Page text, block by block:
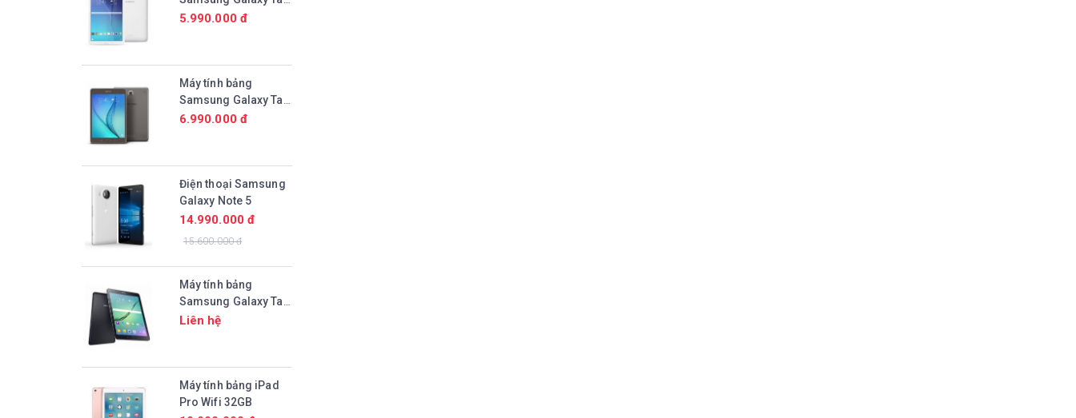
E 9.6 (SM-T561)
5.990.000 đ
Máy tính bảng
Samsung Galaxy Tab
A 9.7 (SM-P555)
6.990.000 đ
Điện thoại Samsung
Galaxy Note 5
14.990.000 đ
15.600.000 đ
Máy tính bảng
Samsung Galaxy Tab
S2 9.7 (SM-T815)
Liên hệ
Máy tính bảng iPad
Pro Wifi 32GB